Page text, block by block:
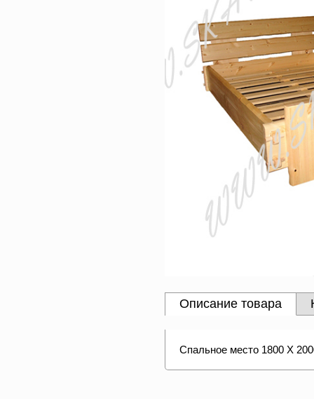
Описание товара
Спальное место 1800 Х